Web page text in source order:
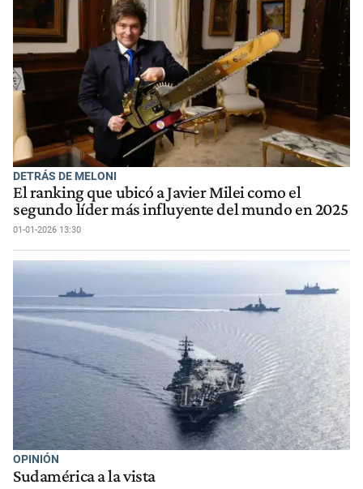
DETRÁS DE MELONI
El ranking que ubicó a Javier Milei como el
segundo líder más influyente del mundo en 2025
01-01-2026 13:30
OPINIÓN
Sudamérica a la vista